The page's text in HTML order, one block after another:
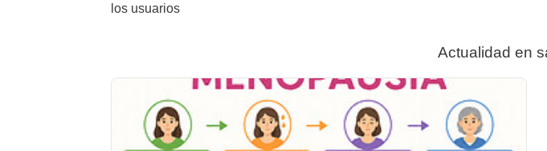
los usuarios
Actualidad en